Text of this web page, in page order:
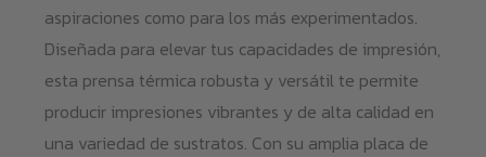
aspiraciones como para los más experimentados.
Diseñada para elevar tus capacidades de impresión,
esta prensa térmica robusta y versátil te permite
producir impresiones vibrantes y de alta calidad en
una variedad de sustratos. Con su amplia placa de